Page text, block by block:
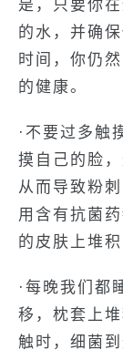
是，只要你
的水，并确
时间，你仍
的健康。
·不要过多
摸自己的脸
从而导致粉
用含有抗菌
的皮肤上堆
·每晚我们都
移，枕套上
触时，细菌